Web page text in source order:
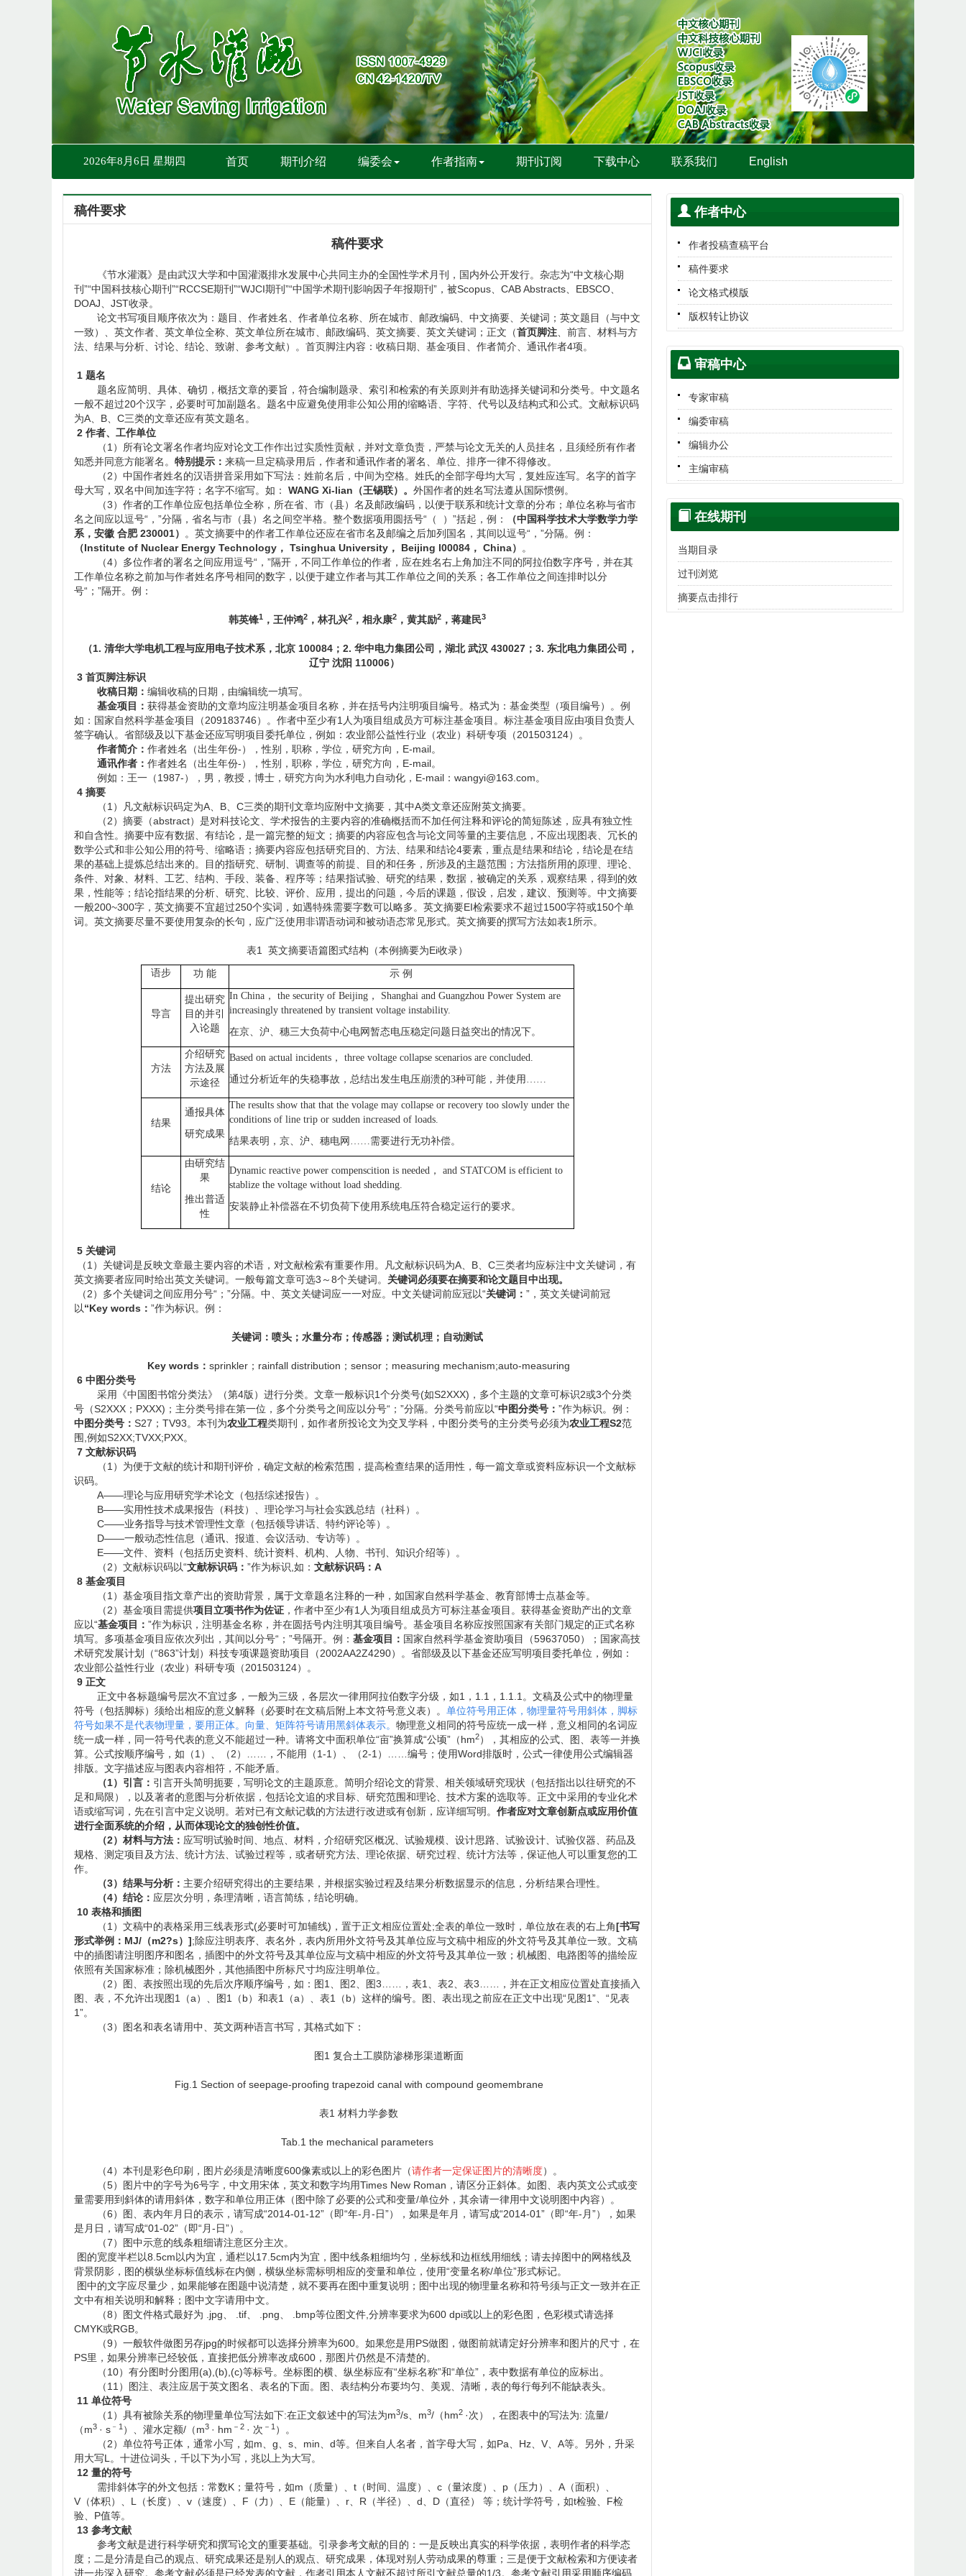
2026年8月6日 星期四 首页 期刊介绍 编委会 作者指南 期刊订阅 下载中心 联系我们 English
稿件要求
稿件要求
《节水灌溉》是由武汉大学和中国灌溉排水发展中心共同主办的全国性学术月刊，国内外公开发行。杂志为“中文核心期
刊”“中国科技核心期刊”“RCCSE期刊”“WJCI期刊”“中国学术期刊影响因子年报期刊”，被Scopus、CAB Abstracts、EBSCO、
DOAJ、JST收录。
论文书写项目顺序依次为：题目、作者姓名、作者单位名称、所在城市、邮政编码、中文摘要、关键词；英文题目（与中文
一致）、英文作者、英文单位全称、英文单位所在城市、邮政编码、英文摘要、英文关键词；正文（首页脚注 、前言、材料与方
法、结果与分析、讨论、结论、致谢、参考文献）。首页脚注内容：收稿日期、基金项目、作者简介、通讯作者4项。
1 题名
题名应简明、具体、确切，概括文章的要旨，符合编制题录、索引和检索的有关原则并有助选择关键词和分类号。中文题名
一般不超过20个汉字，必要时可加副题名。题名中应避免使用非公知公用的缩略语、字符、代号以及结构式和公式。文献标识码
为A、B、C三类的文章还应有英文题名。
2 作者、工作单位
（1）所有论文署名作者均应对论文工作作出过实质性贡献，并对文章负责，严禁与论文无关的人员挂名，且须经所有作者
知悉并同意方能署名。 特别提示： 来稿一旦定稿录用后，作者和通讯作者的署名、单位、排序一律不得修改。
（2）中国作者姓名的汉语拼音采用如下写法：姓前名后，中间为空格。姓氏的全部字母均大写，复姓应连写。名字的首字
母大写，双名中间加连字符；名字不缩写。如：
WANG Xi-lian（王锡联） 。 外国作者的姓名写法遵从国际惯例。
（3）作者的工作单位应包括单位全称，所在省、市（县）名及邮政编码，以便于联系和统计文章的分布；单位名称与省市
名之间应以逗号“，”分隔，省名与市（县）名之间空半格。整个数据项用圆括号“（ ）”括起，例：
（中国科学技术大学数学力学
系，安徽 合肥 230001）
。英文摘要中的作者工作单位还应在省市名及邮编之后加列国名，其间以逗号“，”分隔。例：
（Institute of Nuclear Energy Technology， Tsinghua University， Beijing l00084， China）
。
（4）多位作者的署名之间应用逗号“，”隔开，不同工作单位的作者，应在姓名右上角加注不同的阿拉伯数字序号，并在其
工作单位名称之前加与作者姓名序号相同的数字，以便于建立作者与其工作单位之间的关系；各工作单位之间连排时以分
号“；”隔开。例：
韩英锋1 ，王仲鸿2 ，林孔兴2 ，相永康2 ，黄其励2 ，蒋建民3
（1. 清华大学电机工程与应用电子技术系，北京 100084；2. 华中电力集团公司，湖北 武汉 430027；3. 东北电力集团公司，
辽宁 沈阳 110006）
3 首页脚注标识
收稿日期： 编辑收稿的日期，由编辑统一填写。
基金项目： 获得基金资助的文章均应注明基金项目名称，并在括号内注明项目编号。格式为：基金类型（项目编号）。例
如：国家自然科学基金项目（209183746）。作者中至少有1人为项目组成员方可标注基金项目。标注基金项目应由项目负责人
签字确认。省部级及以下基金还应写明项目委托单位，例如：农业部公益性行业（农业）科研专项（201503124）。
作者简介： 作者姓名（出生年份-），性别，职称，学位，研究方向，E-mail。
通讯作者： 作者姓名（出生年份-），性别，职称，学位，研究方向，E-mail。
例如：王一（1987-），男，教授，博士，研究方向为水利电力自动化，E-mail：wangyi@163.com。
4 摘要
（1）凡文献标识码定为A、B、C三类的期刊文章均应附中文摘要，其中A类文章还应附英文摘要。
（2）摘要（abstract）是对科技论文、学术报告的主要内容的准确概括而不加任何注释和评论的简短陈述，应具有独立性
和自含性。摘要中应有数据、有结论，是一篇完整的短文；摘要的内容应包含与论文同等量的主要信息，不应出现图表、冗长的
数学公式和非公知公用的符号、缩略语；摘要内容应包括研究目的、方法、结果和结论4要素，重点是结果和结论，结论是在结
果的基础上提炼总结出来的。目的指研究、研制、调查等的前提、目的和任务，所涉及的主题范围；方法指所用的原理、理论、
条件、对象、材料、工艺、结构、手段、装备、程序等；结果指试验、研究的结果，数据，被确定的关系，观察结果，得到的效
果，性能等；结论指结果的分析、研究、比较、评价、应用，提出的问题，今后的课题，假设，启发，建议、预测等。中文摘要
一般200~300字，英文摘要不宜超过250个实词，如遇特殊需要字数可以略多。英文摘要EI检索要求不超过1500字符或150个单
词。英文摘要尽量不要使用复杂的长句，应广泛使用非谓语动词和被动语态常见形式。英文摘要的撰写方法如表1所示。
表1 英文摘要语篇图式结构（本例摘要为Ei收录）
语步 功 能 示 例
导言
提出研究
目的并引
入论题
In China， the security of Beijing，
Shanghai and Guangzhou Power System are
increasingly threatened by transient voltage instability.
在京、沪、穗三大负荷中心电网暂态电压稳定问题日益突出的情况下。
方法
介绍研究
方法及展
示途径
Based on actual incidents，
three voltage collapse scenarios are concluded.
通过分析近年的失稳事故，总结出发生电压崩溃的3种可能，并使用 ……
结果
通报具体
研究成果
The results show that that the volage may collapse or recovery too slowly under the
conditions of line trip or sudden increased of loads.
结果表明，京、沪、穗电网 ……需要进行无功补偿。
结论
由研究结
果
推出普适
性
Dynamic reactive power compenscition is needed，
and STATCOM is efficient to
stablize the voltage without load shedding.
安装静止补偿器在不切负荷下使用系统电压符合稳定运行的要求。
5 关键词
（1）关键词是反映文章最主要内容的术语，对文献检索有重要作用。凡文献标识码为A、B、C三类者均应标注中文关键词，有
英文摘要者应同时给出英文关键词。一般每篇文章可选3～8个关键词。 关键词必须要在摘要和论文题目中出现。
（2）多个关键词之间应用分号“；”分隔。中、英文关键词应一一对应。中文关键词前应冠以“关键词： ”，英文关键词前冠
以“Key words： ”作为标识。例：
关键词：喷头；水量分布；传感器；测试机理；自动测试
Key words： sprinkler；rainfall distribution；sensor；measuring mechanism;auto-measuring
6 中图分类号
采用《中国图书馆分类法》（第4版）进行分类。文章一般标识1个分类号(如S2XXX)，多个主题的文章可标识2或3个分类
号（S2XXX；PXXX)；主分类号排在第一位，多个分类号之间应以分号“；”分隔。分类号前应以“中图分类号： ”作为标识。例：
中图分类号： S27；TV93。本刊为农业工程类期刊，如作者所投论文为交叉学科，中图分类号的主分类号必须为农业工程S2范
围,例如S2XX;TVXX;PXX。
7 文献标识码
（1）为便于文献的统计和期刊评价，确定文献的检索范围，提高检查结果的适用性，每一篇文章或资料应标识一个文献标
识码。
A——理论与应用研究学术论文（包括综述报告）。
B——实用性技术成果报告（科技）、理论学习与社会实践总结（社科）。
C——业务指导与技术管理性文章（包括领导讲话、特约评论等）。
D——一般动态性信息（通讯、报道、会议活动、专访等）。
E——文件、资料（包括历史资料、统计资料、机构、人物、书刊、知识介绍等）。
（2）文献标识码以“文献标识码： ”作为标识,如： 文献标识码：A
8 基金项目
（1）基金项目指文章产出的资助背景，属于文章题名注释的一种，如国家自然科学基金、教育部博士点基金等。
（2）基金项目需提供项目立项书作为佐证 ，作者中至少有1人为项目组成员方可标注基金项目。获得基金资助产出的文章
应以“基金项目： ”作为标识，注明基金名称，并在圆括号内注明其项目编号。基金项目名称应按照国家有关部门规定的正式名称
填写。多项基金项目应依次列出，其间以分号“；”号隔开。例： 基金项目： 国家自然科学基金资助项目（59637050）；国家高技
术研究发展计划（“863”计划）科技专项课题资助项目（2002AA2Z4290）。省部级及以下基金还应写明项目委托单位，例如：
农业部公益性行业（农业）科研专项（201503124）。
9 正文
正文中各标题编号层次不宜过多，一般为三级，各层次一律用阿拉伯数字分级，如1，1.1，1.1.1。文稿及公式中的物理量
符号（包括脚标）须给出相应的意义解释（必要时在文稿后附上本文符号意义表）。 单位符号用正体，物理量符号用斜体，脚标
符号如果不是代表物理量，要用正体。向量、矩阵符号请用黑斜体表示。 物理意义相同的符号应统一成一样，意义相同的名词应
统一成一样，同一符号代表的意义不能超过一种。请将文中面积单位“亩”换算成“公顷”（hm2），其相应的公式、图、表等一并换
算。公式按顺序编号，如（1）、（2）……，不能用（1-1）、（2-1）……编号；使用Word排版时，公式一律使用公式编辑器
排版。文字描述应与图表内容相符，不能矛盾。
（1）引言： 引言开头简明扼要，写明论文的主题原意。简明介绍论文的背景、相关领域研究现状（包括指出以往研究的不
足和局限），以及著者的意图与分析依据，包括论文追的求目标、研究范围和理论、技术方案的选取等。正文中采用的专业化术
语或缩写词，先在引言中定义说明。若对已有文献记载的方法进行改进或有创新，应详细写明。 作者应对文章创新点或应用价值
进行全面系统的介绍，从而体现论文的独创性价值。
（2）材料与方法： 应写明试验时间、地点、材料，介绍研究区概况、试验规模、设计思路、试验设计、试验仪器、药品及
规格、测定项目及方法、统计方法、试验过程等，或者研究方法、理论依据、研究过程、统计方法等，保证他人可以重复您的工
作。
（3）结果与分析： 主要介绍研究得出的主要结果，并根据实验过程及结果分析数据显示的信息，分析结果合理性。
（4）结论： 应层次分明，条理清晰，语言简练，结论明确。
10 表格和插图
（1）文稿中的表格采用三线表形式(必要时可加辅线)，置于正文相应位置处;全表的单位一致时，单位放在表的右上角[书写
形式举例：MJ/（m2?s）];除应注明表序、表名外，表内所用外文符号及其单位应与文稿中相应的外文符号及其单位一致。文稿
中的插图请注明图序和图名，插图中的外文符号及其单位应与文稿中相应的外文符号及其单位一致；机械图、电路图等的描绘应
依照有关国家标准；除机械图外，其他插图中所标尺寸均应注明单位。
（2）图、表按照出现的先后次序顺序编号，如：图1、图2、图3……，表1、表2、表3……，并在正文相应位置处直接插入
图、表，不允许出现图1（a）、图1（b）和表1（a）、表1（b）这样的编号。图、表出现之前应在正文中出现“见图1”、“见表
1”。
（3）图名和表名请用中、英文两种语言书写，其格式如下：
图1 复合土工膜防渗梯形渠道断面
Fig.1 Section of seepage-proofing trapezoid canal with compound geomembrane
表1 材料力学参数
Tab.1 the mechanical parameters
（4）本刊是彩色印刷，图片必须是清晰度600像素或以上的彩色图片（请作者一定保证图片的清晰度）。
（5）图片中的字号为6号字，中文用宋体，英文和数字均用Times New Roman，请区分正斜体。如图、表内英文公式或变
量需要用到斜体的请用斜体，数字和单位用正体（图中除了必要的公式和变量/单位外，其余请一律用中文说明图中内容）。
（6）图、表内年月日的表示，请写成“2014-01-12”（即“年-月-日”），如果是年月，请写成“2014-01”（即“年-月”），如果
是月日，请写成“01-02”（即“月-日”）。
（7）图中示意的线条粗细请注意区分主次。
图的宽度半栏以8.5cm以内为宜，通栏以17.5cm内为宜，图中线条粗细均匀，坐标线和边框线用细线；请去掉图中的网格线及
背景阴影，图的横纵坐标标值线标在内侧，横纵坐标需标明相应的变量和单位，使用“变量名称/单位”形式标记。
图中的文字应尽量少，如果能够在图题中说清楚，就不要再在图中重复说明；图中出现的物理量名称和符号须与正文一致并在正
文中有相关说明和解释；图中文字请用中文。
（8）图文件格式最好为 .jpg、 .tif、 .png、 .bmp等位图文件,分辨率要求为600 dpi或以上的彩色图，色彩模式请选择
CMYK或RGB。
（9）一般软件做图另存jpg的时候都可以选择分辨率为600。如果您是用PS做图，做图前就请定好分辨率和图片的尺寸，在
PS里，如果分辨率已经较低，直接把低分辨率改成600，那图片仍然是不清楚的。
（10）有分图时分图用(a),(b),(c)等标号。坐标图的横、纵坐标应有“坐标名称”和“单位”，表中数据有单位的应标出。
（11）图注、表注应居于英文图名、表名的下面。图、表结构分布要均匀、美观、清晰，表的每行每列不能缺表头。
11 单位符号
（1）具有被除关系的物理量单位写法如下:在正文叙述中的写法为m3/s、m3/（hm2 ·次），在图表中的写法为: 流量/
（m3 · s ﹣1 ）、灌水定额/（m3 · hm －2 · 次 －1 ）。
（2）单位符号正体，通常小写，如m、g、s、min、d等。但来自人名者，首字母大写，如Pa、Hz、V、A等。另外，升采
用大写L。十进位词头，千以下为小写，兆以上为大写。
12 量的符号
需排斜体字的外文包括：常数K；量符号，如m（质量）、t（时间、温度）、c（量浓度）、p（压力）、A（面积）、
V（体积）、L（长度）、v（速度）、F（力）、E（能量）、r、R（半径）、d、D（直径） 等；统计学符号，如t检验、F检
验、P值等。
13 参考文献
参考文献是进行科学研究和撰写论文的重要基础。引录参考文献的目的：一是反映出真实的科学依据，表明作者的科学态
度；二是分清是自己的观点、研究成果还是别人的观点、研究成果，体现对别人劳动成果的尊重；三是便于文献检索和方便读者
进一步深入研究。参考文献必须是已经发表的文献，作者引用本人文献不超过所引文献总量的1/3。参考文献引用采用顺序编码
作者中心
作者投稿查稿平台
稿件要求
论文格式模版
版权转让协议
审稿中心
专家审稿
编委审稿
编辑办公
主编审稿
在线期刊
当期目录
过刊浏览
摘要点击排行